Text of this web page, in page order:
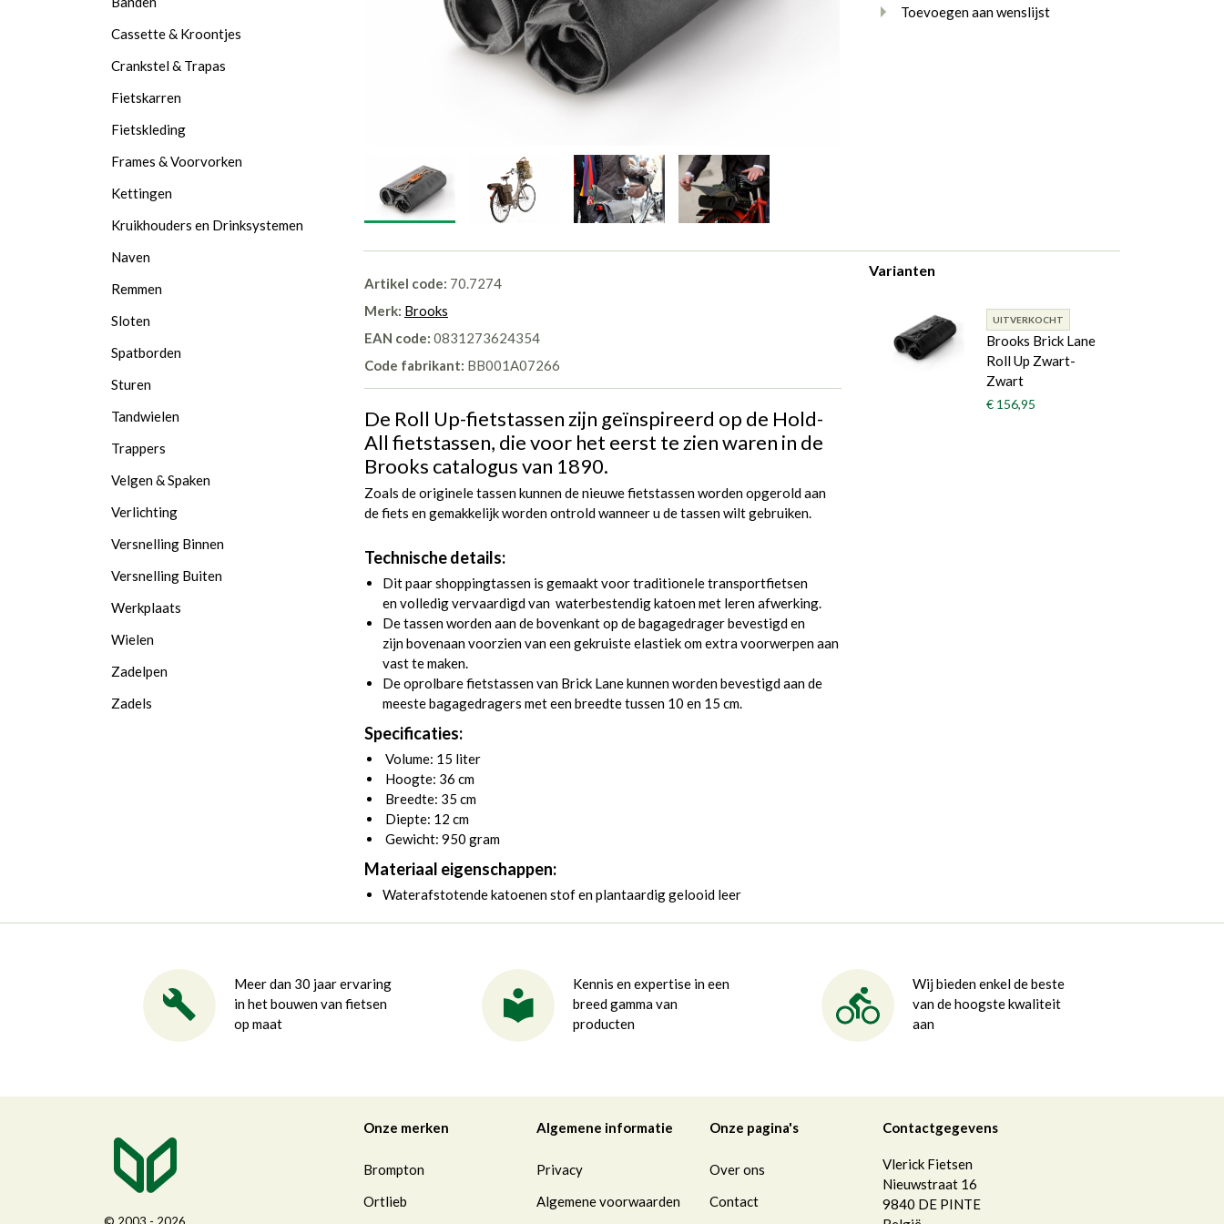
Toevoegen aan wenslijst
Artikel code: 70.7274
Merk: Brooks
EAN code: 0831273624354
Code fabrikant: BB001A07266
De Roll Up-fietstassen zijn geïnspireerd op de Hold-
All fietstassen, die voor het eerst te zien waren in de
Brooks catalogus van 1890.
Zoals de originele tassen kunnen de nieuwe fietstassen worden opgerold aan
de fiets en gemakkelijk worden ontrold wanneer u de tassen wilt gebruiken.
Technische details:
Dit paar shoppingtassen is gemaakt voor traditionele transportfietsen
en volledig vervaardigd van waterbestendig katoen met leren afwerking.
De tassen worden aan de bovenkant op de bagagedrager bevestigd en
zijn bovenaan voorzien van een gekruiste elastiek om extra voorwerpen aan
vast te maken.
De oprolbare fietstassen van Brick Lane kunnen worden bevestigd aan de
meeste bagagedragers met een breedte tussen 10 en 15 cm.
Specificaties:
Volume: 15 liter
Hoogte: 36 cm
Breedte: 35 cm
Diepte: 12 cm
Gewicht: 950 gram
Materiaal eigenschappen:
Waterafstotende katoenen stof en plantaardig gelooid leer
Varianten
UITVERKOCHT
Brooks Brick Lane
Roll Up Zwart-
Zwart
€ 156,95
Cassette & Kroontjes
Crankstel & Trapas
Fietskarren
Fietskleding
Frames & Voorvorken
Kettingen
Kruikhouders en Drinksystemen
Naven
Remmen
Sloten
Spatborden
Sturen
Tandwielen
Trappers
Velgen & Spaken
Verlichting
Versnelling Binnen
Versnelling Buiten
Werkplaats
Wielen
Zadelpen
Zadels
Meer dan 30 jaar ervaring
in het bouwen van fietsen
op maat
Kennis en expertise in een
breed gamma van
producten
Wij bieden enkel de beste
van de hoogste kwaliteit
aan
Onze merken
Brompton
Ortlieb
Algemene informatie
Privacy
Algemene voorwaarden
Onze pagina's
Over ons
Contact
Contactgegevens
Vlerick Fietsen
Nieuwstraat 16
9840 DE PINTE